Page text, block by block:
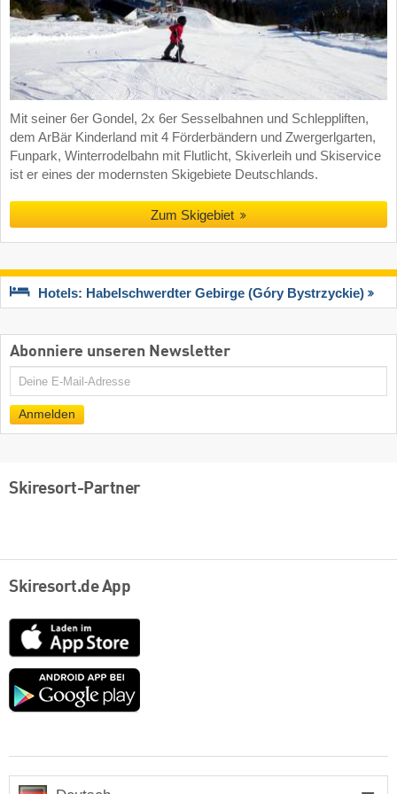
Mit seiner 6er Gondel, 2x 6er Sesselbahnen und Schleppliften,
dem ArBär Kinderland mit 4 Förderbändern und Zwergerlgarten,
Funpark, Winterrodelbahn mit Flutlicht, Skiverleih und Skiservice
ist er eines der modernsten Skigebiete Deutschlands.
Zum Skigebiet
Hotels: Habelschwerdter Gebirge (Góry Bystrzyckie)
Abonniere unseren Newsletter
E-
Mail
Anmelden
Skiresort-Partner
Skiresort.de App
App
Store
Google